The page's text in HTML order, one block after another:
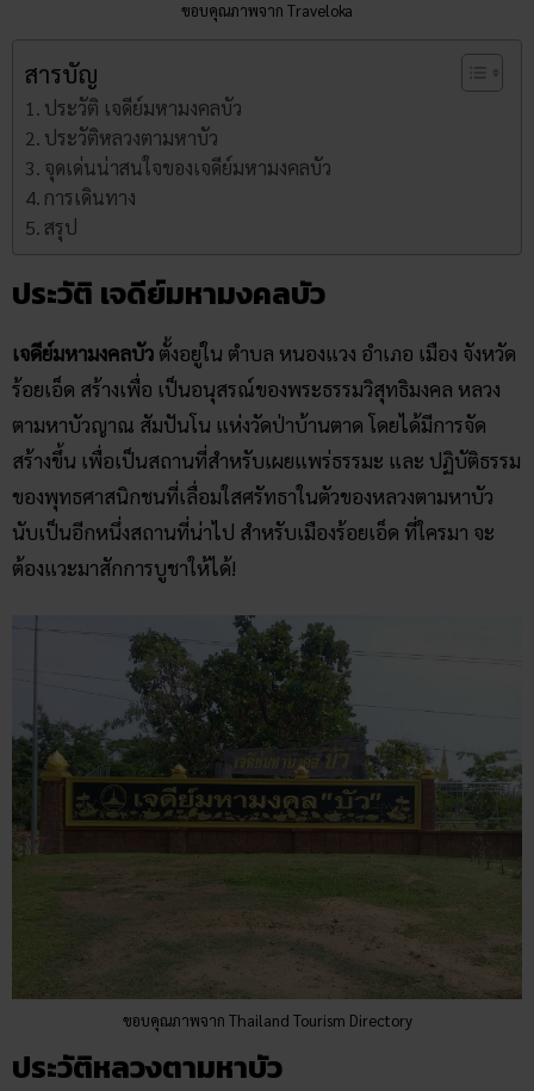
ขอบคุณภาพจาก Traveloka
สารบัญ
ประวัติ เจดีย์มหามงคลบัว
ประวัติหลวงตามหาบัว
จุดเด่นน่าสนใจของเจดีย์มหามงคลบัว
การเดินทาง
สรุป
ประวัติ เจดีย์มหามงคลบัว
เจดีย์มหามงคลบัว ตั้งอยู่ใน ตำบล หนองแวง อำเภอ เมือง จังหวัด
ร้อยเอ็ด สร้างเพื่อ เป็นอนุสรณ์ของพระธรรมวิสุทธิมงคล หลวง
ตามหาบัวญาณ สัมปันโน แห่งวัดป่าบ้านตาด โดยได้มีการจัด
สร้างขึ้น เพื่อเป็นสถานที่สำหรับเผยแพร่ธรรมะ และ ปฏิบัติธรรม
ของพุทธศาสนิกชนที่เลื่อมใสศรัทธาในตัวของหลวงตามหาบัว
นับเป็นอีกหนึ่งสถานที่น่าไป สำหรับเมืองร้อยเอ็ด ที่ใครมา จะ
ต้องแวะมาสักการบูชาให้ได้!
ขอบคุณภาพจาก Thailand Tourism Directory
ประวัติหลวงตามหาบัว